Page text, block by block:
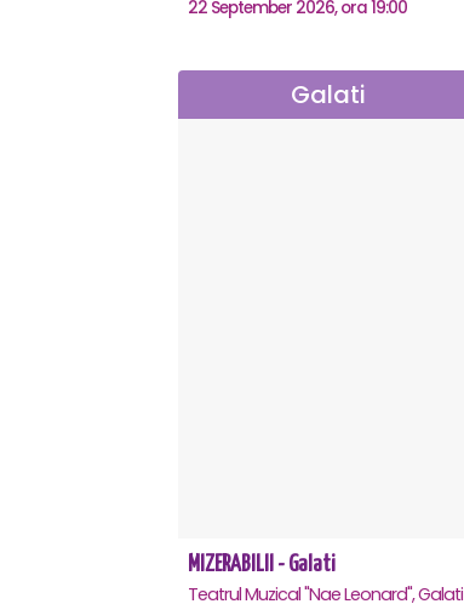
22 September 2026, ora 19:00
Galati
MIZERABILII - Galati
Teatrul Muzical "Nae Leonard", Galati